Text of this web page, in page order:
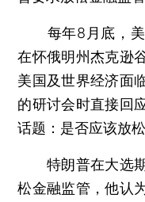
每年8月底，美
在怀俄明州杰克逊
美国及世界经济面
的研讨会时直接回
话题：是否应该放
特朗普在大选期
松金融监管，他认